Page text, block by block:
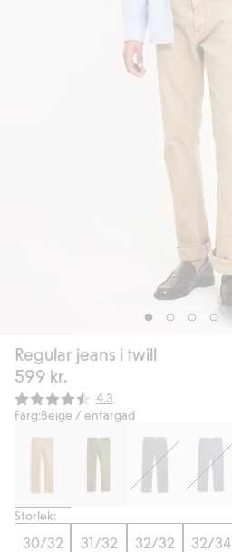
Regular jeans i twill
599 kr.
Snittbetyg:
4.3
Färg:Beige / enfärgad
Storlek:
30/32 31/32 32/32 32/34